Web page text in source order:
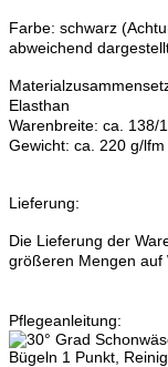
Farbe: schwarz
abweichend
Elasthan
Warenbreite: ca. 138/
Gewicht: ca. 220 g/lfm
Lieferung:
Die Lieferung der
größeren Mengen auf
Pflegeanleitung: